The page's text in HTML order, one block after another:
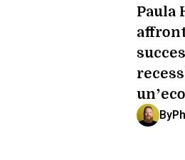
Paula
By